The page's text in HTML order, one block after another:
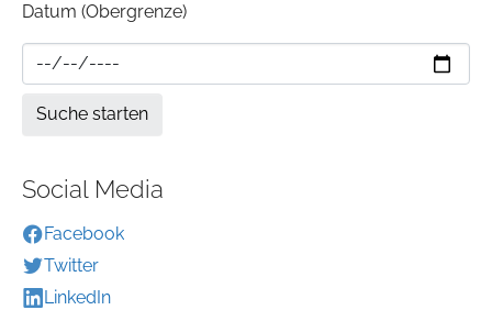
Datum (Obergrenze)
Social Media
Facebook
Twitter
LinkedIn